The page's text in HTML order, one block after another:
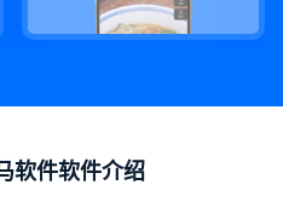
软件软件介绍